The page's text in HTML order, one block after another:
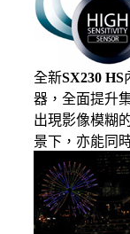
全新SX230 HS
器，全面提升
出現影像模糊
景下，亦能同